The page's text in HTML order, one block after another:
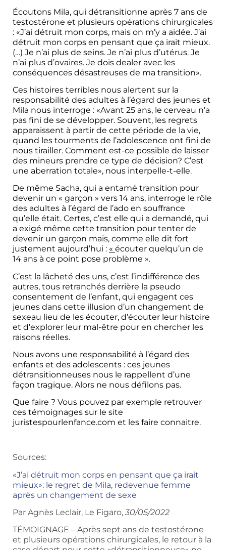
Écoutons Mila, qui détransitionne après 7 ans de
testostérone et plusieurs opérations chirurgicales
: «J’ai détruit mon corps, mais on m’y a aidée. J’ai
détruit mon corps en pensant que ça irait mieux.
(…) Je n’ai plus de seins. Je n’ai plus d’utérus. Je
n’ai plus d’ovaires. Je dois dealer avec les
conséquences désastreuses de ma transition».
Ces histoires terribles nous alertent sur la
responsabilité des adultes à l’égard des jeunes et
Mila nous interroge : «Avant 25 ans, le cerveau n’a
pas fini de se développer. Souvent, les regrets
apparaissent à partir de cette période de la vie,
quand les tourments de l’adolescence ont fini de
nous tirailler. Comment est-ce possible de laisser
des mineurs prendre ce type de décision? C’est
une aberration totale», nous interpelle-t-elle.
De même Sacha, qui a entamé transition pour
devenir un « garçon » vers 14 ans, interroge le rôle
des adultes à l’égard de l’ado en souffrance
qu’elle était. Certes, c’est elle qui a demandé, qui
a exigé même cette transition pour tenter de
devenir un garçon mais, comme elle dit fort
justement aujourd’hui : « écouter quelqu’un de
14 ans à ce point pose problème ».
C’est la lâcheté des uns, c’est l’indifférence des
autres, tous retranchés derrière la pseudo
consentement de l’enfant, qui engagent ces
jeunes dans cette illusion d’un changement de
sexeau lieu de les écouter, d’écouter leur histoire
et d’explorer leur mal-être pour en chercher les
raisons réelles.
Nous avons une responsabilité à l’égard des
enfants et des adolescents : ces jeunes
détransitionneuses nous le rappellent d’une
façon tragique. Alors ne nous défilons pas.
Que faire ? Vous pouvez par exemple retrouver
ces témoignages sur le site
juristespourlenfance.com et les faire connaitre.
Sources:
«J’ai détruit mon corps en pensant que ça irait
mieux»: le regret de Mila, redevenue femme
après un changement de sexe
Par Agnès Leclair, Le Figaro,30/05/2022
TÉMOIGNAGE – Après sept ans de testostérone
et plusieurs opérations chirurgicales, le retour à la